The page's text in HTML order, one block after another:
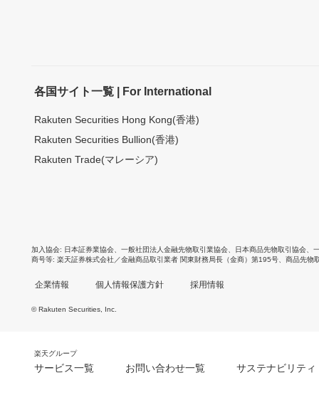
各国サイト一覧 | For International
Rakuten Securities Hong Kong(香港)
Rakuten Securities Bullion(香港)
Rakuten Trade(マレーシア)
加入協会 日本証券業協会 一般社団法人金融先物取引業協会 日本商品先物取引協会
商号等 楽天証券株式会社／金融商品取引業者 関東財務局長（金商）第195号、商品先物
企業情報 個人情報保護方針 採用情報
© Rakuten Securities, Inc.
楽天グループ
サービス一覧 お問い合わせ一覧 サステナビリティ